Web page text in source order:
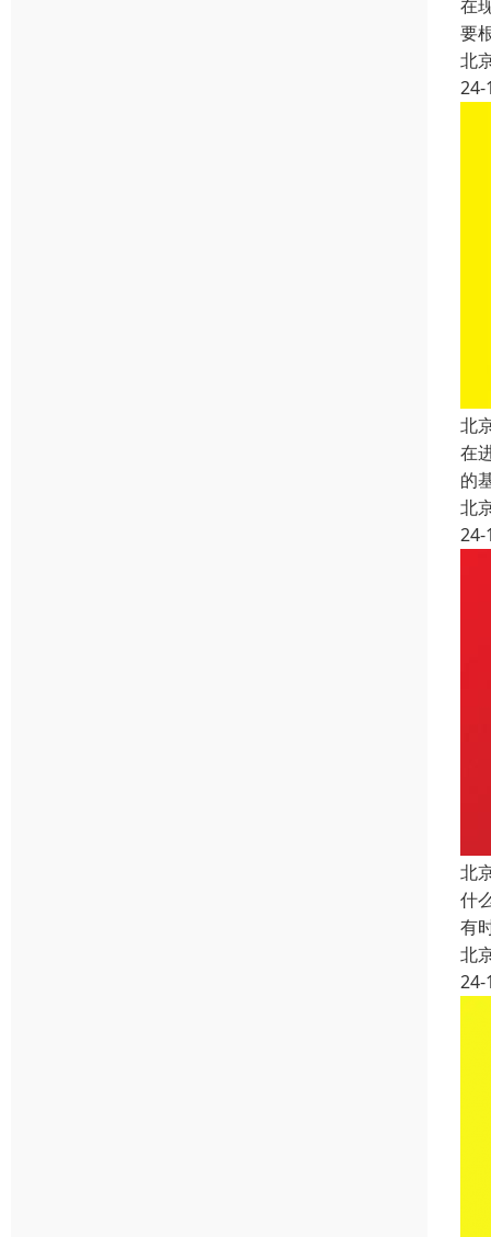
在
要
北
24-
北
在
的
北
24-
北
什
有
北
24-